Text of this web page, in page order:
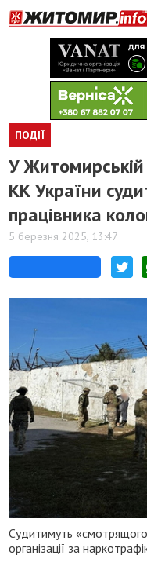
ПОДІЇ
У
КК України
працівника
5 березня 2025, 13:47
Судитимуть
організації за